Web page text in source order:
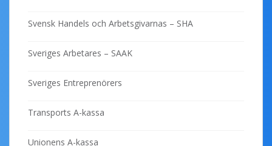
Svensk Handels och Arbetsgivarnas – SHA
Sveriges Arbetares – SAAK
Sveriges Entreprenörers
Transports A-kassa
Unionens A-kassa